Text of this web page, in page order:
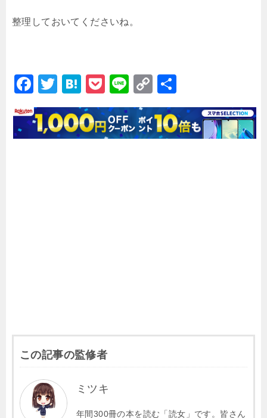
整理しておいてくださいね。
F
a
c
e
T
wi
tt
er
H
at
e
n
P
o
c
k
Li
n
e
C
o
p
y
有
この記事の監修者
ミツキ
年間300冊の本を読む「読女」です。皆さん